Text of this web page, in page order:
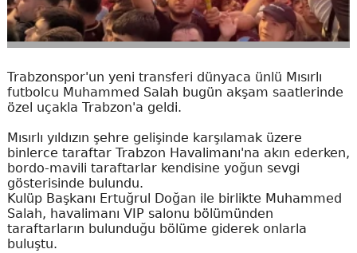
Trabzonspor'un yeni transferi dünyaca ünlü Mısırlı
futbolcu Muhammed Salah bugün akşam saatlerinde
özel uçakla Trabzon'a geldi.
Mısırlı yıldızın şehre gelişinde karşılamak üzere
binlerce taraftar Trabzon Havalimanı'na akın ederken,
bordo-mavili taraftarlar kendisine yoğun sevgi
gösterisinde bulundu.
Kulüp Başkanı Ertuğrul Doğan ile birlikte Muhammed
Salah, havalimanı VIP salonu bölümünden
taraftarların bulunduğu bölüme giderek onlarla
buluştu.